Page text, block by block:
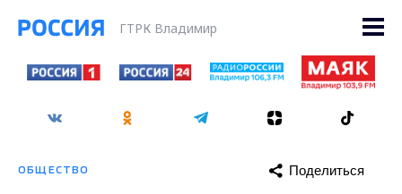
ГТРК Владимир
ОБЩЕСТВО Поделиться